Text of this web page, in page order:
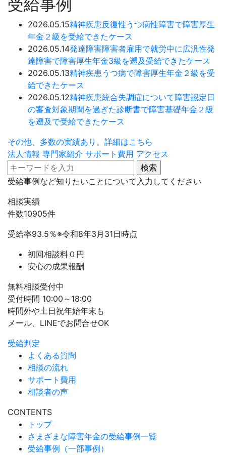
受給事例
2026.05.15精神疾患反復性うつ病性障害で障害厚生
年金２級を受給できたケース
2026.05.14発達障害障害者雇用で就労中に広汎性発
達障害で障害厚生年金3級を遡及受給できたケース
2026.05.13精神疾患 うつ病で障害厚生年金２級を受
給できたケース
2026.05.12精神疾患統合失調症について障害認定日
の審査対象期間を過ぎた診断書で障害基礎年金２級
を遡及で受給できたケース
その他、多数の実績あり。詳細はこちら
法人情報 専門家紹介 サポート費用 アクセス
受給事例など知りたいことについて入力してください
相談実績
件数10905件
受給率93.5 ％※令和8年3月31日時点
初回相談料０円
安心の成果報酬
無料相談受付中
受付時間 10:00～18:00
時間外や土日祝年始年末も
メール、LINEでお問合せOK
受給判定
よくある質問
相談の流れ
サポート費用
相談者の声
CONTENTS
トップ
さまざまな障害年金の受給事例一覧
受給事例（一部事例）